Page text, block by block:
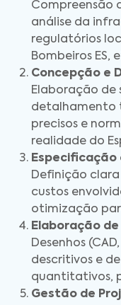
Compreensão
análise da
regulatórios
Bombeiros ES,
Concepção e
Elaboração de
detalhamento
precisos e
realidade do
Definição
custos
otimização
Elaboração
Desenhos
descritivos e
quantitativos,
Gestão de